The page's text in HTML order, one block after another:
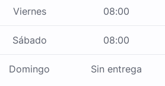
Viernes 08:00
Sábado 08:00
Domingo Sin entrega